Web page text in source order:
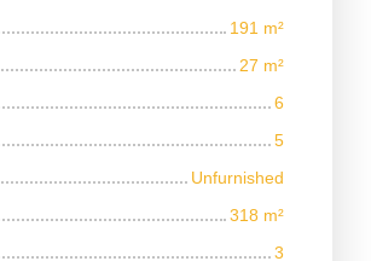
191 m²
27 m²
6
5
Unfurnished
318 m²
3